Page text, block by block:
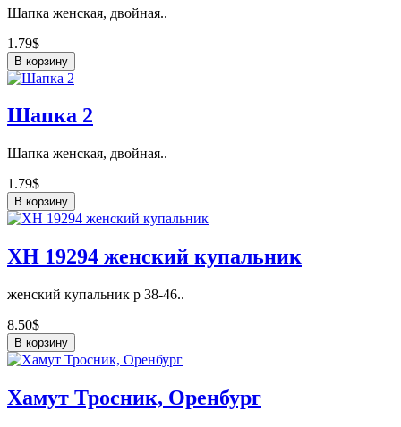
Шапка женская, двойная..
1.79$
В корзину
Шапка 2
Шапка женская, двойная..
1.79$
В корзину
ХН 19294 женский купальник
женский купальник р 38-46..
8.50$
В корзину
Хамут Тросник, Оренбург